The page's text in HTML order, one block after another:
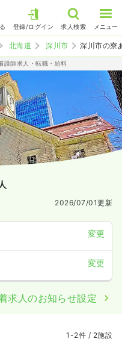
登録/ログイン 求人検索 メニュー
北海道 深川市 深川市の寮
護師求人・転職・給料
2026/07/01更新
変更
変更
求人のお知らせ設定
1-2件 / 2施設